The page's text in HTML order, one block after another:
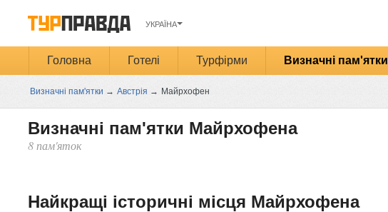
УКРАЇНА
Головна Готелі Турфірми Визначні пам'ятки
Визначні пам'ятки → Австрія → Майрхофен
Визначні пам'ятки Майрхофена
8 пам'яток
Найкращі історичні місця Майрхофена